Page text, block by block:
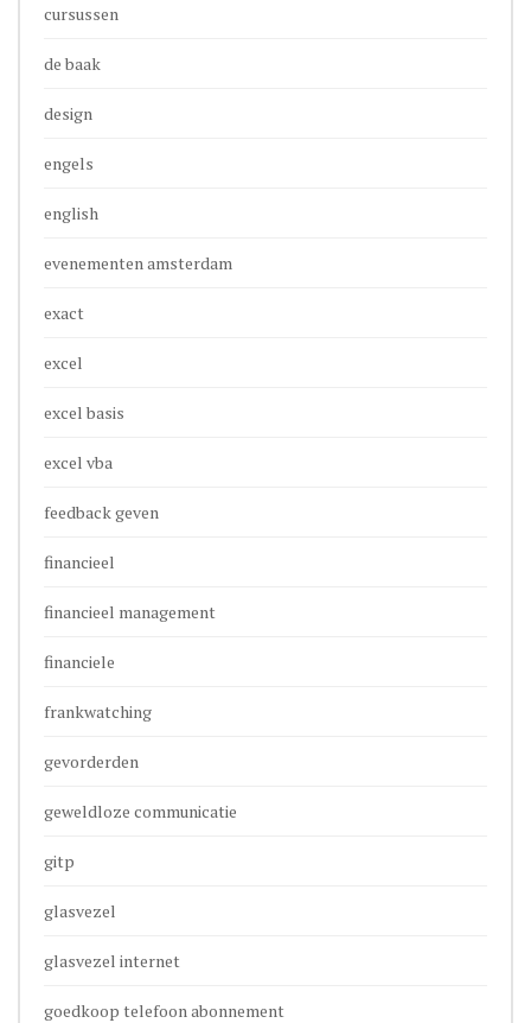
cursussen
de baak
design
engels
english
evenementen amsterdam
exact
excel
excel basis
excel vba
feedback geven
financieel
financieel management
financiele
frankwatching
gevorderden
geweldloze communicatie
gitp
glasvezel
glasvezel internet
goedkoop telefoon abonnement